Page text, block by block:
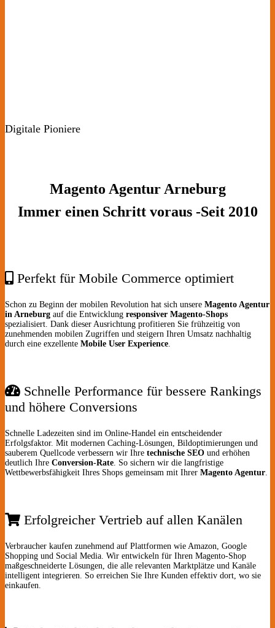
Digitale Pioniere
Magento Agentur Arneburg
Immer einen Schritt voraus -Seit 2010
Perfekt für Mobile Commerce optimiert
Schon zu Beginn der mobilen Revolution hat sich unsere Magento Agentur
in Arneburg auf die Entwicklung responsiver Magento-Shops
spezialisiert. Dank dieser Ausrichtung profitieren Sie frühzeitig von
zunehmenden mobilen Zugriffen und steigern Ihren Umsatz nachhaltig
durch eine exzellente Mobile User Experience
Schnelle Performance für bessere Rankings
und höhere Conversions
Schnelle Ladezeiten sind im Online-Handel ein entscheidender
Erfolgsfaktor. Mit modernen Caching-Lösungen, Bildoptimierungen und
sauberem Quellcode verbessern wir Ihre technische SEO und erhöhen
deutlich Ihre Conversion-Rate . So sichern wir die langfristige
Wettbewerbsfähigkeit Ihres Shops gemeinsam mit Ihrer Magento Agentur
Erfolgreicher Vertrieb auf allen Kanälen
Verbraucher kaufen zunehmend auf Plattformen wie Amazon, Google
Shopping und Social Media. Wir entwickeln für Ihren Magento-Shop
maßgeschneiderte Lösungen, die alle relevanten Marktplätze und Kanäle
intelligent integrieren. So erreichen Sie Ihre Kunden effektiv dort, wo sie
einkaufen.